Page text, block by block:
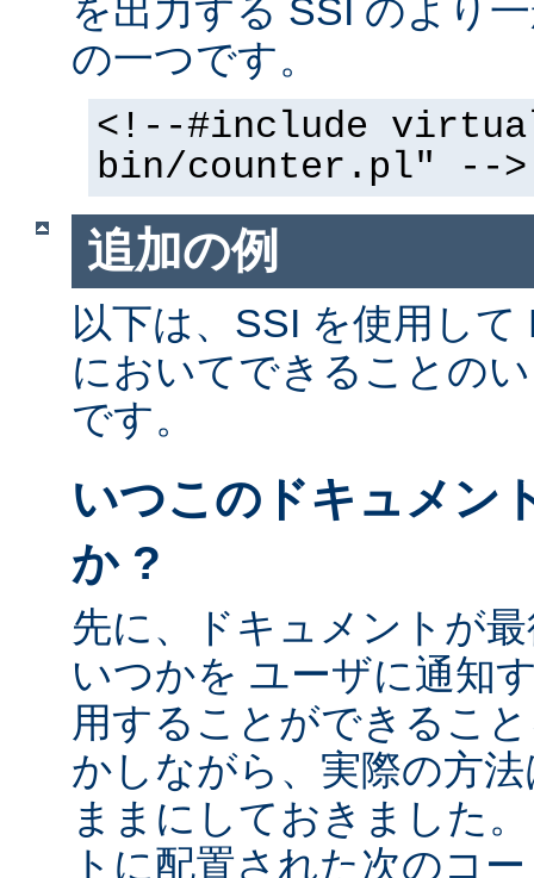
を出力する SSI のより
の一つです。
<!--#include
bin/counter.pl" -->
追加の例
以下は、SSI を使用し
においてできることの
です。
いつこのドキュメン
か ?
先に、ドキュメントが
いつかを ユーザに通知
用することができるこ
かしながら、実際の方
ままにしておきました
トに配置された次のコ